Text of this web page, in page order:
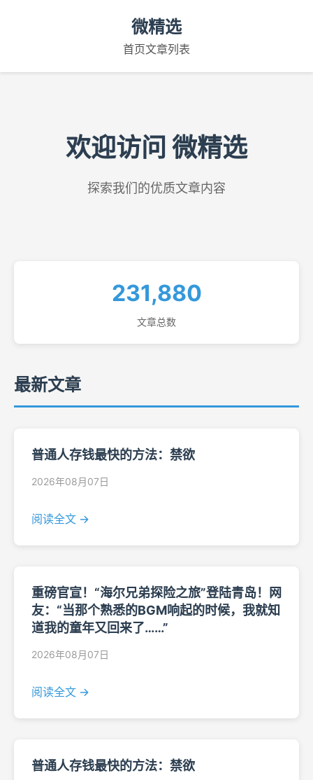
微精选
首页文章列表
欢迎访问 微精选
探索我们的优质文章内容
231,880
文章总数
最新文章
普通人存钱最快的方法：禁欲
2026年08月07日
阅读全文 →
重磅官宣！“海尔兄弟探险之旅”登陆青岛！网
友：“当那个熟悉的BGM响起的时候，我就知
道我的童年又回来了……”
2026年08月07日
阅读全文 →
普通人存钱最快的方法：禁欲